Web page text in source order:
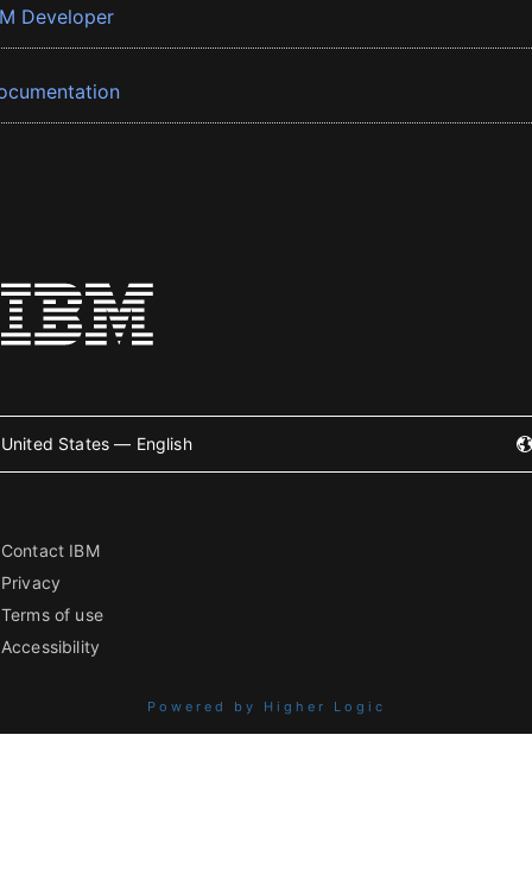
Developer
United States — English
Contact IBM
Privacy
Terms of use
Accessibility
Powered by Higher Logic